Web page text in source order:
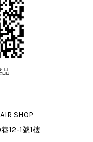
SHOP
12-1號1樓